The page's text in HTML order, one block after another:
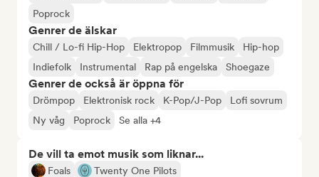
Poprock
Genrer de älskar
Chill / Lo-fi Hip-Hop Elektropop Filmmusik
Hip-hop
Indiefolk
Instrumental Rap på engelska Shoegaze
Genrer de också är öppna för
Drömpop Elektronisk rock K-Pop/J-Pop
Lofi sovrum
Ny våg
Poprock Se alla +4
De vill ta emot musik som liknar...
Foals
Twenty One Pilots